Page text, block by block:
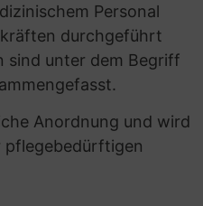
Personal
durchgeführt
sind unter dem Begriff
Anordnung und wird
pflegebedürftigen